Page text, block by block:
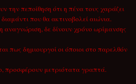
την πεποίθηση ότι η πένα τους χαράζει
που θα ακτινοβολεί αιώνια.
αναγνώριση, δε δίνουν χρόνο ωρίμανσης
πως δημιουργοί οι όποιοι στο παρελθόν
προσφέρουν μετριότατα γραπτά.